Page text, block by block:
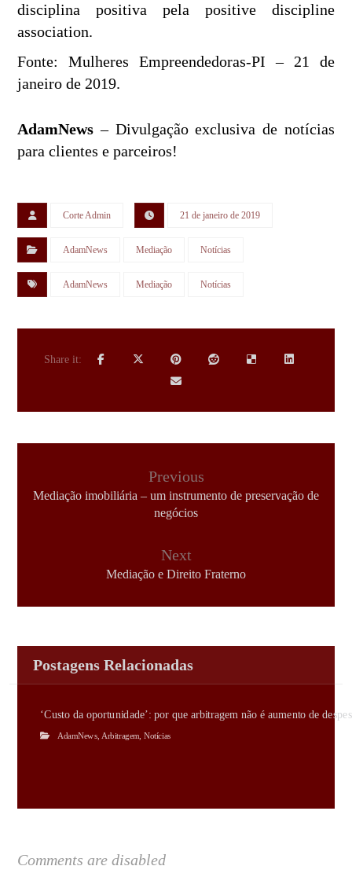
disciplina positiva pela positive discipline
association.
Fonte: Mulheres Empreendedoras-PI – 21 de
janeiro de 2019.
AdamNews – Divulgação exclusiva de notícias
para clientes e parceiros!
Corte Admin 21 de janeiro de 2019
AdamNews Mediação Notícias
AdamNews Mediação Notícias
Previous
Mediação imobiliária – um instrumento de preservação de
negócios
Next
Mediação e Direito Fraterno
Postagens Relacionadas
‘Custo da oportunidade’: por que arbitragem não é aumento de
AdamNews Arbitragem Notícias
Comments are disabled